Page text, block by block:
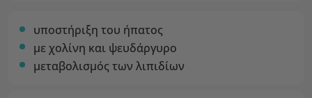
υποστήριξη του ήπατος
με χολίνη και ψευδάργυρο
μεταβολισμός των λιπιδίων